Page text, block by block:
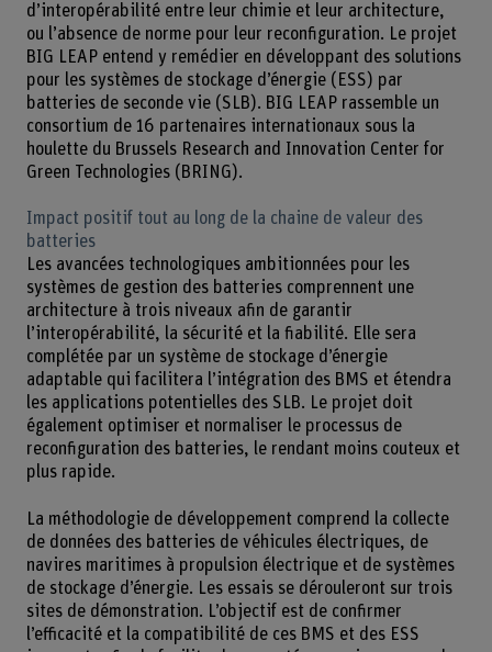
d’interopérabilité entre leur chimie et leur architecture,
ou l’absence de norme pour leur reconfiguration. Le projet
BIG LEAP entend y remédier en développant des solutions
pour les systèmes de stockage d’énergie (ESS) par
batteries de seconde vie (SLB). BIG LEAP rassemble un
consortium de 16 partenaires internationaux sous la
houlette du Brussels Research and Innovation Center for
Green Technologies (BRING).
Impact positif tout au long de la chaine de valeur des
batteries
Les avancées technologiques ambitionnées pour les
systèmes de gestion des batteries comprennent une
architecture à trois niveaux afin de garantir
l’interopérabilité, la sécurité et la fiabilité. Elle sera
complétée par un système de stockage d’énergie
adaptable qui facilitera l’intégration des BMS et étendra
les applications potentielles des SLB. Le projet doit
également optimiser et normaliser le processus de
reconfiguration des batteries, le rendant moins couteux et
plus rapide.
La méthodologie de développement comprend la collecte
de données des batteries de véhicules électriques, de
navires maritimes à propulsion électrique et de systèmes
de stockage d’énergie. Les essais se dérouleront sur trois
sites de démonstration. L’objectif est de confirmer
l’efficacité et la compatibilité de ces BMS et des ESS